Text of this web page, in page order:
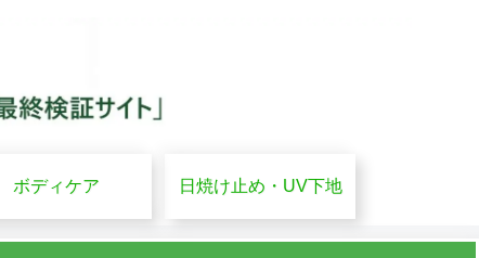
ボディケア 日焼け止め・UV下地